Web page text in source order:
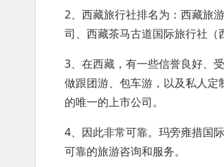
2、西藏旅行社排名为：西藏旅
司、西藏茶马古道国际旅行社（
3、在西藏，有一些信誉良好、
做跟团游、包车游，以及私人
的唯一的上市公司。
4、因此非常可靠。玛旁雍措国
可靠的旅游咨询和服务。